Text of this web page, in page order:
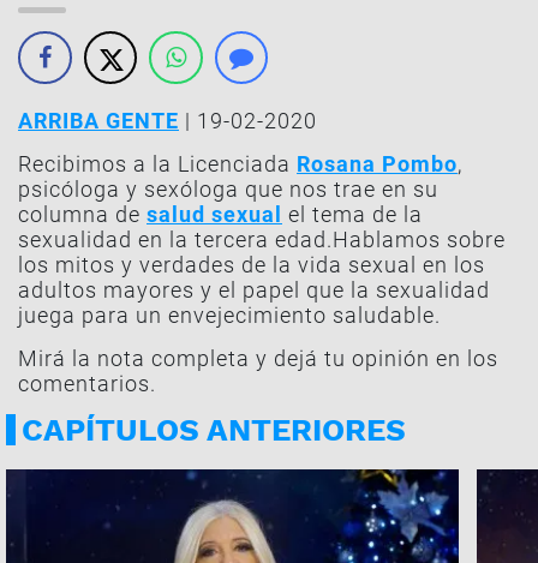
ARRIBA GENTE | 19-02-2020
Recibimos a la Licenciada Rosana Pombo,
psicóloga y sexóloga que nos trae en su
columna de salud sexual
el tema de la
sexualidad en la tercera edad.Hablamos sobre
los mitos y verdades de la vida sexual en los
adultos mayores y el papel que la sexualidad
juega para un envejecimiento saludable.
Mirá la nota completa y dejá tu opinión en los
comentarios.
CAPÍTULOS ANTERIORES